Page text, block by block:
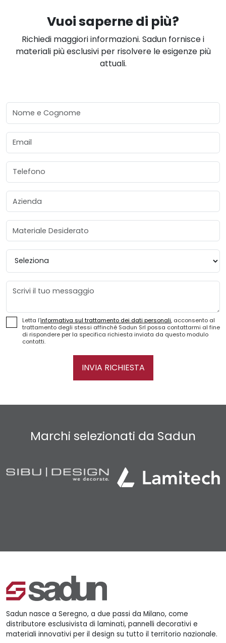
Vuoi saperne di più?
Richiedi maggiori informazioni. Sadun fornisce i
materiali più esclusivi per risolvere le esigenze più
attuali.
Nome e Cognome
Email
Telefono
Azienda
Materiale Desiderato
Provincia
Messaggio
Letta l'informativa sul trattamento dei dati personali, acconsento al
trattamento degli stessi affinché Sadun Srl possa contattarmi al fine
di rispondere per la specifica richiesta inviata da questo modulo
contatti.
INVIA RICHIESTA
Marchi selezionati da Sadun
Sadun nasce a Seregno, a due passi da Milano, come
distributore esclusivista di laminati, pannelli decorativi e
materiali innovativi per il design su tutto il territorio nazionale.